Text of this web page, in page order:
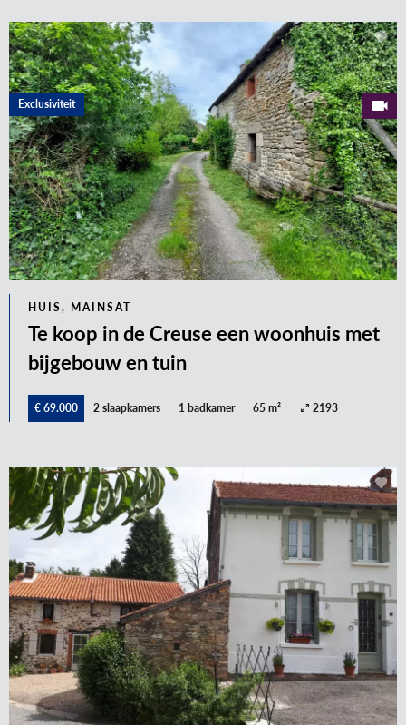
HUIS, MAINSAT
Te koop in de Creuse een woonhuis met
bijgebouw en tuin
€ 69.000 2 slaapkamers 1 badkamer 65 m² 2193
Exclusiviteit